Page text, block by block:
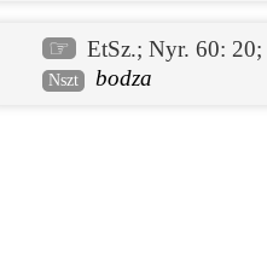
☞ EtSz.; Nyr. 60: 20;
Nszt bodza